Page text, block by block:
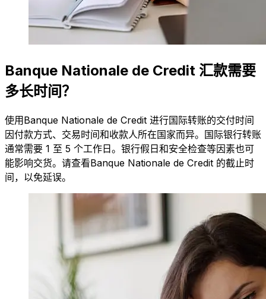
Banque Nationale de Credit 汇款需要
多长时间？
使用Banque Nationale de Credit 进行国际转账的交付时间
因付款方式、交易时间和收款人所在国家而异。国际银行转账
通常需要 1 至 5 个工作日。银行假日和安全检查等因素也可
能影响交货。请查看Banque Nationale de Credit 的截止时
间，以免延误。